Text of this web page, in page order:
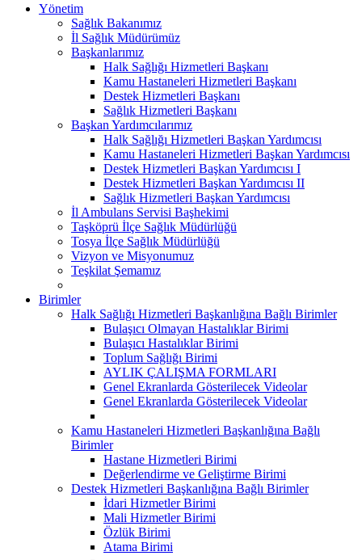
Yönetim
Sağlık Bakanımız
İl Sağlık Müdürümüz
Başkanlarımız
Halk Sağlığı Hizmetleri Başkanı
Kamu Hastaneleri Hizmetleri Başkanı
Destek Hizmetleri Başkanı
Sağlık Hizmetleri Başkanı
Başkan Yardımcılarımız
Halk Sağlığı Hizmetleri Başkan Yardımcısı
Kamu Hastaneleri Hizmetleri Başkan Yardımcısı
Destek Hizmetleri Başkan Yardımcısı I
Destek Hizmetleri Başkan Yardımcısı II
Sağlık Hizmetleri Başkan Yardımcısı
İl Ambulans Servisi Başhekimi
Taşköprü İlçe Sağlık Müdürlüğü
Tosya İlçe Sağlık Müdürlüğü
Vizyon ve Misyonumuz
Teşkilat Şemamız
Birimler
Halk Sağlığı Hizmetleri Başkanlığına Bağlı Birimler
Bulaşıcı Olmayan Hastalıklar Birimi
Bulaşıcı Hastalıklar Birimi
Toplum Sağlığı Birimi
AYLIK ÇALIŞMA FORMLARI
Genel Ekranlarda Gösterilecek Videolar
Genel Ekranlarda Gösterilecek Videolar
Kamu Hastaneleri Hizmetleri Başkanlığına Bağlı
Birimler
Hastane Hizmetleri Birimi
Değerlendirme ve Geliştirme Birimi
Destek Hizmetleri Başkanlığına Bağlı Birimler
İdari Hizmetler Birimi
Mali Hizmetler Birimi
Özlük Birimi
Atama Birimi